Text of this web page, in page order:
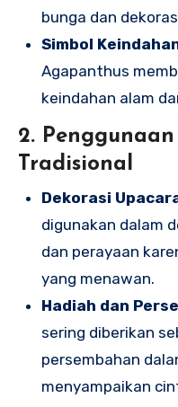
bunga dan
Simbol
Agapanthus
keindahan alam
2.
Tradisional
Dekorasi
digunakan dalam
dan perayaan
yang menawan.
Hadiah dan
sering diberikan
persembahan
menyampaikan